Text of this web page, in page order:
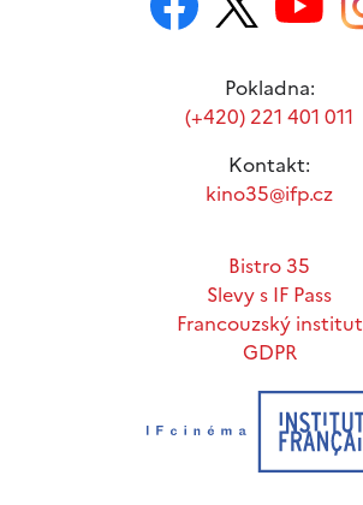
Pokladna:
(+420) 221 401 011
Kontakt:
kino35@ifp.cz
Bistro 35
Slevy s IF Pass
Francouzský institut
GDPR